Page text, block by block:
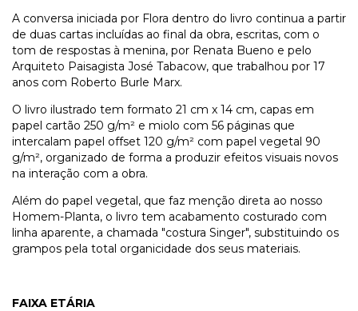
A conversa iniciada por Flora dentro do livro continua a partir
de duas cartas incluídas ao final da obra, escritas, com o
tom de respostas à menina, por Renata Bueno e pelo
Arquiteto Paisagista José Tabacow, que trabalhou por 17
anos com Roberto Burle Marx.
O livro ilustrado tem formato 21 cm x 14 cm, capas em
papel cartão 250 g/m² e miolo com 56 páginas que
intercalam papel offset 120 g/m² com papel vegetal 90
g/m², organizado de forma a produzir efeitos visuais novos
na interação com a obra.
Além do papel vegetal, que faz menção direta ao nosso
Homem-Planta, o livro tem acabamento costurado com
linha aparente, a chamada "costura Singer", substituindo os
grampos pela total organicidade dos seus materiais.
FAIXA ETÁRIA